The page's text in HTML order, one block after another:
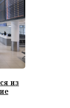
из